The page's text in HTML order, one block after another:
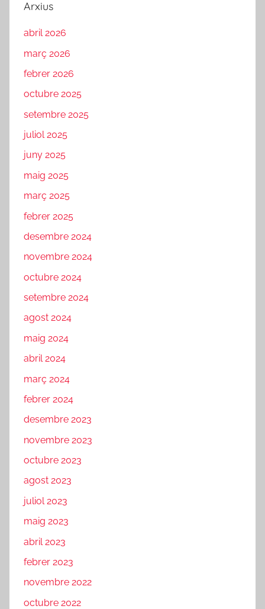
Arxius
abril 2026
març 2026
febrer 2026
octubre 2025
setembre 2025
juliol 2025
juny 2025
maig 2025
març 2025
febrer 2025
desembre 2024
novembre 2024
octubre 2024
setembre 2024
agost 2024
maig 2024
abril 2024
març 2024
febrer 2024
desembre 2023
novembre 2023
octubre 2023
agost 2023
juliol 2023
maig 2023
abril 2023
febrer 2023
novembre 2022
octubre 2022